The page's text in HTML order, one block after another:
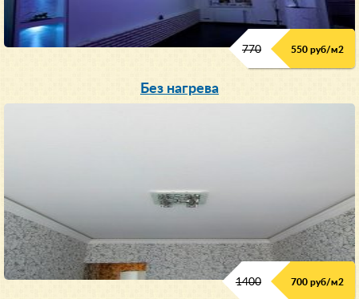
770 550 руб/м2
Без нагрева
1400 700 руб/м2